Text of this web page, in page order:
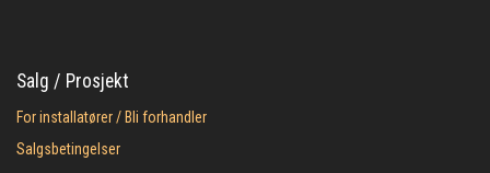
Salg / Prosjekt
For installatører / Bli forhandler
Salgsbetingelser